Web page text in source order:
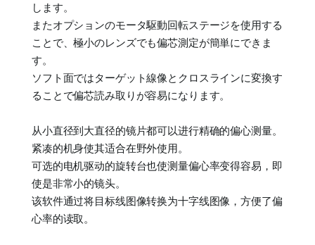
します。
またオプションのモータ駆動回転ステージを使用する
ことで、極小のレンズでも偏芯測定が簡単にできま
す。
ソフト面ではターゲット線像とクロスラインに変換す
ることで偏芯読み取りが容易になります。
从小直径到大直径的镜片都可以进行精确的偏心测量。
紧凑的机身使其适合在野外使用。
可选的电机驱动的旋转台也使测量偏心率变得容易，即
使是非常小的镜头。
该软件通过将目标线图像转换为十字线图像，方便了偏
心率的读取。